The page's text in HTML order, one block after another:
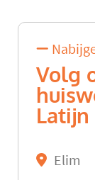
Volg
Latijn
Elim